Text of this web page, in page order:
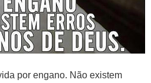
por engano. Não existem